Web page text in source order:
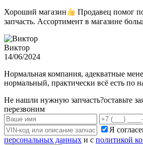
Хороший магазин
Продавец помог
запчасть. Ассортимент в магазине
Виктор
14/06/2024
Нормальная компания, адекватные
нормальный, практически всё есть по
Не нашли нужную запчасть?оставьте
перезвоним
Я
персональных данных и с политикой